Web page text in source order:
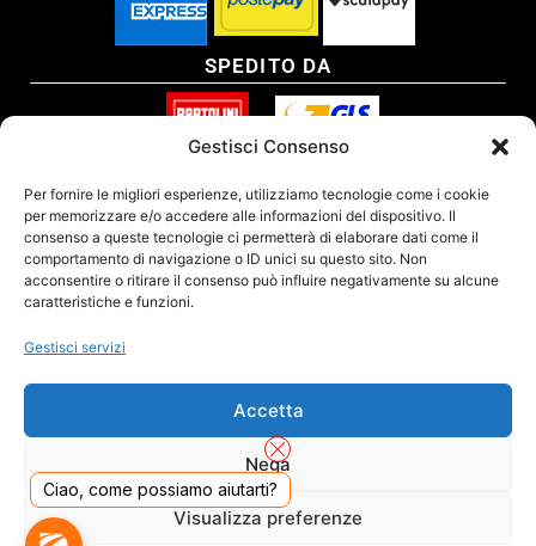
Gestisci Consenso
Per fornire le migliori esperienze, utilizziamo tecnologie come i cookie
per memorizzare e/o accedere alle informazioni del dispositivo. Il
consenso a queste tecnologie ci permetterà di elaborare dati come il
comportamento di navigazione o ID unici su questo sito. Non
acconsentire o ritirare il consenso può influire negativamente su alcune
caratteristiche e funzioni.
Gestisci servizi
Accetta
Nega
Visualizza preferenze
SPEDITO DA
DADO S.R.L. Unipersonale - Viale Enrico Forlanini 23 - 20134 Milano (MI) - Italy
Tel. 02.40703420 - P.Iva/C.F. 02681390809 - Numero REA MI-2640300 - Cap. Soc.
Ciao, come possiamo aiutarti?